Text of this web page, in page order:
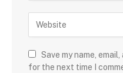
Save my name,
for the next time I